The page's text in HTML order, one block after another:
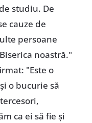
studiu. De
cauze de
persoane
noastră."
"Este o
o bucurie să
ca ei să fie și